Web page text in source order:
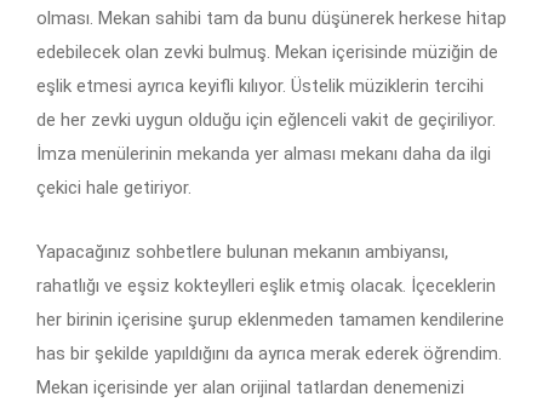
olması. Mekan sahibi tam da bunu düşünerek herkese hitap
edebilecek olan zevki bulmuş. Mekan içerisinde müziğin de
eşlik etmesi ayrıca keyifli kılıyor. Üstelik müziklerin tercihi
de her zevki uygun olduğu için eğlenceli vakit de geçiriliyor.
İmza menülerinin mekanda yer alması mekanı daha da ilgi
çekici hale getiriyor.
Yapacağınız sohbetlere bulunan mekanın ambiyansı,
rahatlığı ve eşsiz kokteylleri eşlik etmiş olacak. İçeceklerin
her birinin içerisine şurup eklenmeden tamamen kendilerine
has bir şekilde yapıldığını da ayrıca merak ederek öğrendim.
Mekan içerisinde yer alan orijinal tatlardan denemenizi